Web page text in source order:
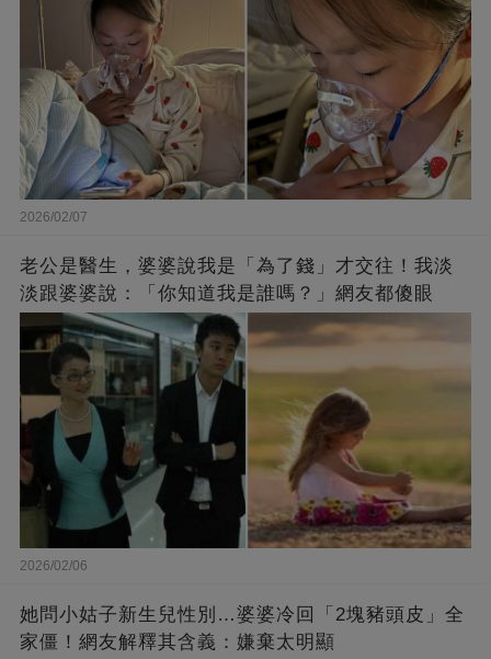
2026/02/07
老公是醫生，婆婆說我是「為了錢」才交往！我淡
淡跟婆婆說：「你知道我是誰嗎？」網友都傻眼
2026/02/06
她問小姑子新生兒性別…婆婆冷回「2塊豬頭皮」全
家僵！網友解釋其含義：嫌棄太明顯